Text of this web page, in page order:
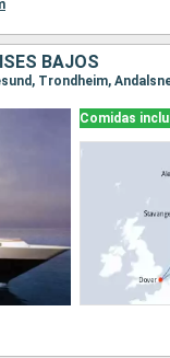
BAJOS
Comidas